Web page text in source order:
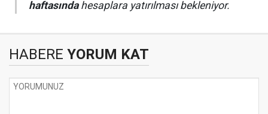
haftasındahesaplara yatırılması bekleniyor.
HABERE YORUM KAT